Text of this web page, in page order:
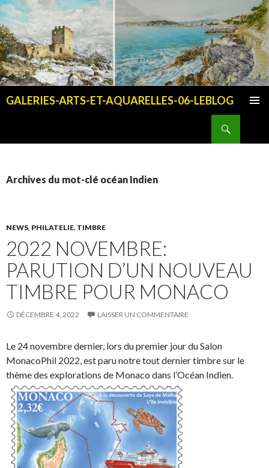
GALERIES-ARTS-ET-AQUARELLES-06-LEBLOG
Archives du mot-clé océan Indien
NEWS, PHILATELIE, TIMBRE
2022 NOVEMBRE:
PARUTION D’UN NOUVEAU
TIMBRE POUR MONACO
DÉCEMBRE 4, 2022 LAISSER UN COMMENTAIRE
Le 24 novembre dernier, lors du premier jour du Salon
MonacoPhil 2022, est paru notre tout dernier timbre sur le
thème des explorations de Monaco dans l’Océan Indien.